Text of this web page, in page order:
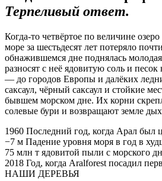
Терпеливый ответ.
Когда-то четвёртое по величине
море за шестьдесят лет потеряло
обнажившемся дне поднялась
разносят с неё ядовитую соль и
— до городов Европы и далёких
саксаул, чёрный саксаул и стойкие
бывшем морском дне. Их корни
солевые бури и возвращают земле
1960 Последний год, когда Арал был
−7 м Падение уровня моря в год в
75 млн т ядовитой пыли с морского
2018 Год, когда Aralforest посадил
НАШИ ДЕРЕВЬЯ